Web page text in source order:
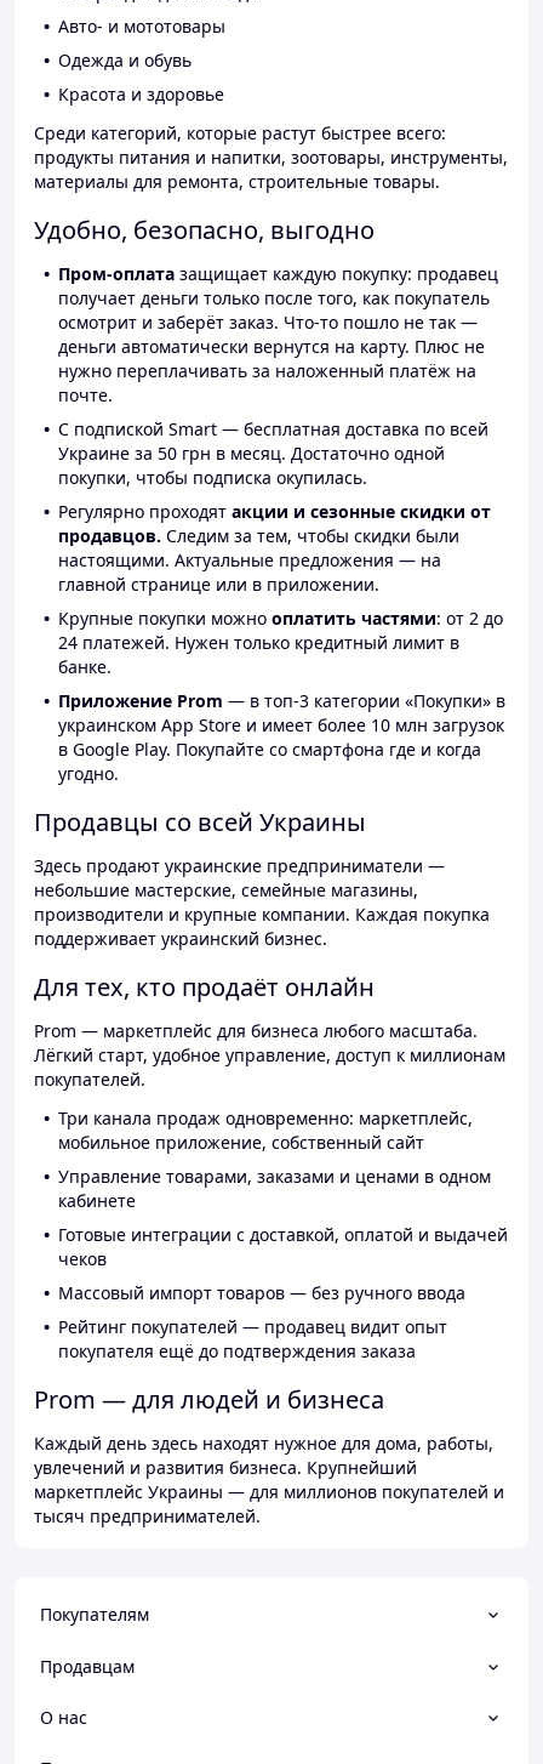
Авто- и мототовары
Одежда и обувь
Красота и здоровье
Среди категорий, которые растут быстрее всего:
продукты питания и напитки, зоотовары, инструменты,
материалы для ремонта, строительные товары.
Удобно, безопасно, выгодно
Пром-оплата защищает каждую покупку: продавец
получает деньги только после того, как покупатель
осмотрит и заберёт заказ. Что-то пошло не так —
деньги автоматически вернутся на карту. Плюс не
нужно переплачивать за наложенный платёж на
почте.
С подпиской Smart — бесплатная доставка по всей
Украине за 50 грн в месяц. Достаточно одной
покупки, чтобы подписка окупилась.
Регулярно проходят акции и сезонные скидки от
продавцов. Следим за тем, чтобы скидки были
настоящими. Актуальные предложения — на
главной странице или в приложении.
Крупные покупки можно оплатить частями: от 2 до
24 платежей. Нужен только кредитный лимит в
банке.
Приложение Prom — в топ-3 категории «Покупки» в
украинском App Store и имеет более 10 млн загрузок
в Google Play. Покупайте со смартфона где и когда
угодно.
Продавцы со всей Украины
Здесь продают украинские предприниматели —
небольшие мастерские, семейные магазины,
производители и крупные компании. Каждая покупка
поддерживает украинский бизнес.
Для тех, кто продаёт онлайн
Prom — маркетплейс для бизнеса любого масштаба.
Лёгкий старт, удобное управление, доступ к миллионам
покупателей.
Три канала продаж одновременно: маркетплейс,
мобильное приложение, собственный сайт
Управление товарами, заказами и ценами в одном
кабинете
Готовые интеграции с доставкой, оплатой и выдачей
чеков
Массовый импорт товаров — без ручного ввода
Рейтинг покупателей — продавец видит опыт
покупателя ещё до подтверждения заказа
Prom — для людей и бизнеса
Каждый день здесь находят нужное для дома, работы,
увлечений и развития бизнеса. Крупнейший
маркетплейс Украины — для миллионов покупателей и
тысяч предпринимателей.
Покупателям
Продавцам
О нас